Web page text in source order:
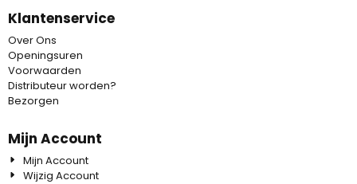
Klantenservice
Over Ons
Openingsuren
Voorwaarden
Distributeur worden?
Bezorgen
Mijn Account
Mijn Account
Wijzig Account